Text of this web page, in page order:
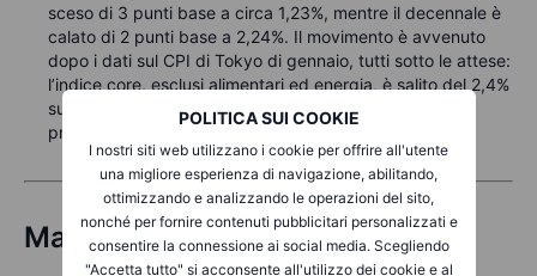
POLITICA SUI COOKIE
I nostri siti web utilizzano i cookie per offrire all'utente
una migliore esperienza di navigazione, abilitando,
ottimizzando e analizzando le operazioni del sito,
nonché per fornire contenuti pubblicitari personalizzati e
consentire la connessione ai social media. Scegliendo
"Accetta tutto" si acconsente all'utilizzo dei cookie e al
sceso di 3 punti base a circa 1,23%, mentre il decennale è
calato di 2 punti base a 2,24%. Il movimento è avvenuto
dopo i dati sul CPI di Tokyo di gennaio, tutti sotto le attese:
l’indice core, esclusi alimentari ed energia, è salito del 2,4%
su base annua contro il 2,6% previsto e del mese
precedente.
Materie Prime